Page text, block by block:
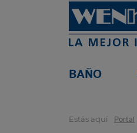
BAÑO
Estás aquí Portal